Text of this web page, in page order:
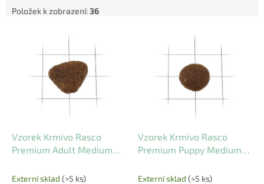
Položek k zobrazení:36
Vzorek Krmivo Rasco
Premium Adult Medium
Externí sklad (>5 ks)
Vzorek Krmivo Rasco
Premium Puppy Medium
Externí sklad (>5 ks)